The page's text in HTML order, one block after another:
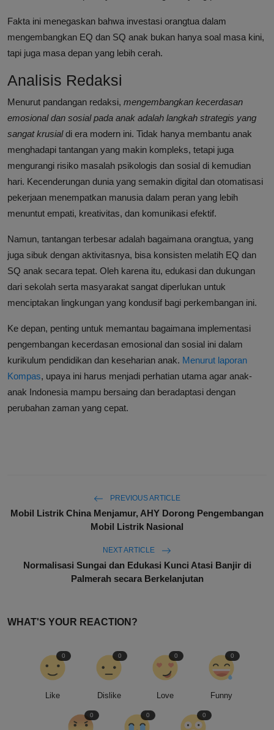
Fakta ini menegaskan bahwa investasi orangtua dalam
mengembangkan EQ dan SQ anak bukan hanya soal masa kini,
tapi juga masa depan yang lebih cerah.
Analisis Redaksi
Menurut pandangan redaksi, mengembangkan kecerdasan
emosional dan sosial pada anak adalah langkah strategis yang
sangat krusialdi era modern ini. Tidak hanya membantu anak
menghadapi tantangan yang makin kompleks, tetapi juga
mengurangi risiko masalah psikologis dan sosial di kemudian
hari. Kecenderungan dunia yang semakin digital dan otomatisasi
pekerjaan menempatkan manusia dalam peran yang lebih
menuntut empati, kreativitas, dan komunikasi efektif.
Namun, tantangan terbesar adalah bagaimana orangtua, yang
juga sibuk dengan aktivitasnya, bisa konsisten melatih EQ dan
SQ anak secara tepat. Oleh karena itu, edukasi dan dukungan
dari sekolah serta masyarakat sangat diperlukan untuk
menciptakan lingkungan yang kondusif bagi perkembangan ini.
Ke depan, penting untuk memantau bagaimana implementasi
pengembangan kecerdasan emosional dan sosial ini dalam
kurikulum pendidikan dan keseharian anak. Menurut laporan
Kompas, upaya ini harus menjadi perhatian utama agar anak-
anak Indonesia mampu bersaing dan beradaptasi dengan
perubahan zaman yang cepat.
PREVIOUS ARTICLE
Mobil Listrik China Menjamur, AHY Dorong Pengembangan
Mobil Listrik Nasional
NEXT ARTICLE
Normalisasi Sungai dan Edukasi Kunci Atasi Banjir di
Palmerah secara Berkelanjutan
WHAT'S YOUR REACTION?
Like
0
Dislike
0
Love
0
Funny
0
0 0 0